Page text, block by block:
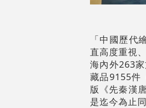
「中國歷代
直高度重視
海內外263
藏品9155件
版《先秦漢
是迄今為止